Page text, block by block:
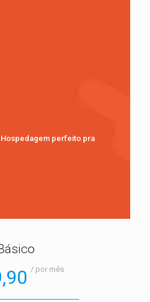
Hospedagem perfeito pra
/ por mês